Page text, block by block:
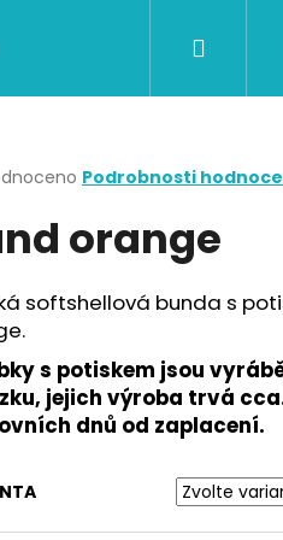
CERTIFIKÁTY A
Podrobnosti
orange
softshellová bunda s
s potiskem jsou
jejich výroba trvá
dnů od zaplacení.